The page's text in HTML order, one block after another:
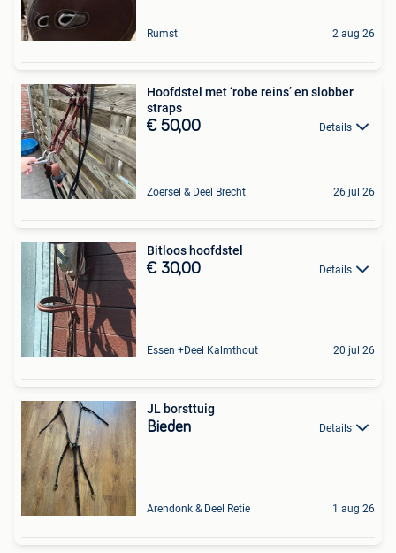
Rumst 2 aug 26
Hoofdstel met ‘robe reins’ en slobber
straps
€ 50,00 Details
Zoersel & Deel Brecht 26 jul 26
Bitloos hoofdstel
€ 30,00 Details
Essen +Deel Kalmthout 20 jul 26
JL borsttuig
Bieden Details
Arendonk & Deel Retie 1 aug 26